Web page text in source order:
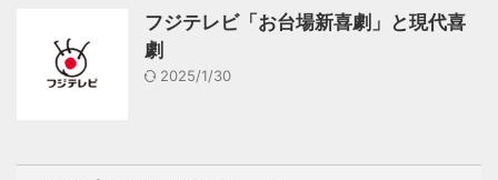
フジテレビ「お台場新喜劇」と現代喜
劇
2025/1/30